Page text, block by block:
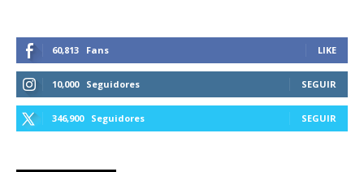
60,813 Fans LIKE
10,000 Seguidores SEGUIR
346,900 Seguidores SEGUIR